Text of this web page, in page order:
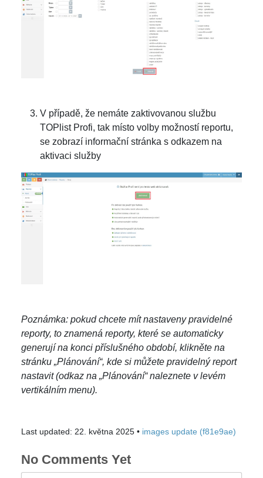
V případě, že nemáte zaktivovanou službu
TOPlist Profi, tak místo volby možností reportu,
se zobrazí informační stránka s odkazem na
aktivaci služby
Poznámka: pokud chcete mít nastaveny pravidelné
reporty, to znamená reporty, které se automaticky
generují na konci příslušného období, klikněte na
stránku „Plánování“, kde si můžete pravidelný report
nastavit (odkaz na „Plánování“ naleznete v levém
vertikálním menu).
Last updated: 22. května 2025 • images update (f81e9ae)
No Comments Yet